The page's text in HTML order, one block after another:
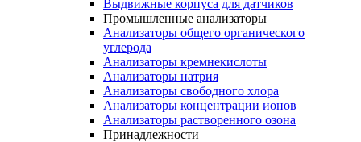
Выдвижные корпуса для датчиков
Промышленные анализаторы
Анализаторы общего органического
углерода
Анализаторы кремнекислоты
Анализаторы натрия
Анализаторы свободного хлора
Анализаторы концентрации ионов
Анализаторы растворенного озона
Принадлежности